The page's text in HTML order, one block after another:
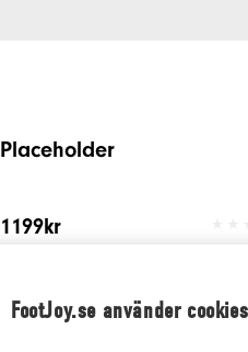
FootJoy.se använder cookies
Placeholder
1199kr